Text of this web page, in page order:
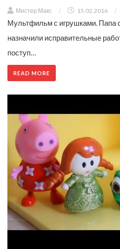
Мистер Макс / 15.02.2016 /
Мультфильм с игрушками. Папа
назначили исправительные
поступ…
READ MORE